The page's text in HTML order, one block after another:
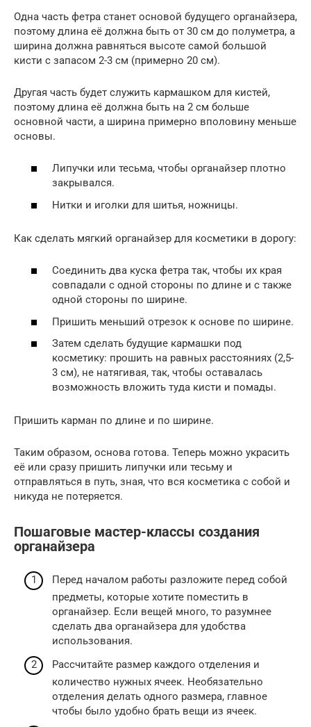
Одна часть фетра станет основой будущего органайзера,
поэтому длина её должна быть от 30 см до полуметра, а
ширина должна равняться высоте самой большой
кисти с запасом 2-3 см (примерно 20 см).
Другая часть будет служить кармашком для кистей,
поэтому длина её должна быть на 2 см больше
основной части, а ширина примерно вполовину меньше
основы.
Липучки или тесьма, чтобы органайзер плотно
закрывался.
Нитки и иголки для шитья, ножницы.
Как сделать мягкий органайзер для косметики в дорогу:
Соединить два куска фетра так, чтобы их края
совпадали с одной стороны по длине и с также
одной стороны по ширине.
Пришить меньший отрезок к основе по ширине.
Затем сделать будущие кармашки под
косметику: прошить на равных расстояниях (2,5-
3 см), не натягивая, так, чтобы оставалась
возможность вложить туда кисти и помады.
Пришить карман по длине и по ширине.
Таким образом, основа готова. Теперь можно украсить
её или сразу пришить липучки или тесьму и
отправляться в путь, зная, что вся косметика с собой и
никуда не потеряется.
Пошаговые мастер-классы создания
органайзера
Перед началом работы разложите перед собой
предметы, которые хотите поместить в
органайзер. Если вещей много, то разумнее
сделать два органайзера для удобства
использования.
Рассчитайте размер каждого отделения и
количество нужных ячеек. Необязательно
отделения делать одного размера, главное
чтобы было удобно брать вещи из ячеек.